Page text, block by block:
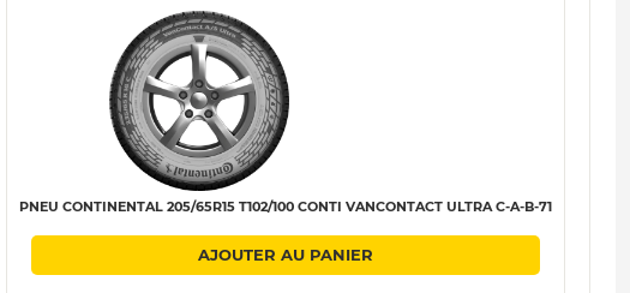
PNEU CONTINENTAL 205/65R15 T102/100 CONTI VANCONTACT ULTRA C-A-B-71
AJOUTER AU PANIER